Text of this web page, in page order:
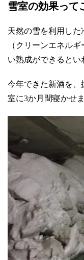
雪室の効果って
天然の雪を利用し
（クリーンエネル
い熟成ができるとい
今年できた新酒を
室に3か月間寝かせま